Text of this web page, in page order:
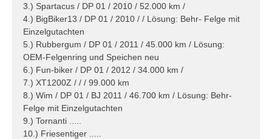
3.) Spartacus / DP 01 / 2010 / 52.000 km /
4.) BigBiker13 / DP 01 / 2010 / / Lösung: Behr- Felge mit
Einzelgutachten
5.) Rubbergum / DP 01 / 2011 / 45.000 km / Lösung:
OEM-Felgenring und Speichen neu
6.) Fun-biker / DP 01 / 2012 / 34.000 km /
7.) XT1200Z / / / 99.000 km
8.) Wim / DP 01 / BJ 2011 / 46.700 km / Lösung: Behr-
Felge mit Einzelgutachten
9.) Tornanti .....
10.) Friesentiger .....